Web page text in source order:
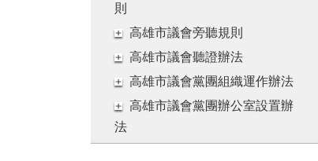
則
高雄市議會旁聽規則
高雄市議會聽證辦法
高雄市議會黨團組織運作辦法
高雄市議會黨團辦公室設置辦
法